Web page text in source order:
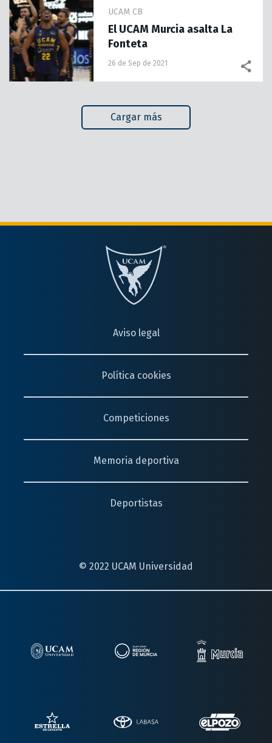
UCAM CB
El UCAM Murcia asalta La
Fonteta
26 de Sep de 2021
Cargar más
Aviso legal
Política cookies
Competiciones
Memoria deportiva
Deportistas
© 2022 UCAM Universidad